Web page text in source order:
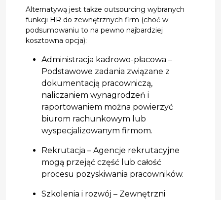
Alternatywą jest także outsourcing wybranych
funkcji HR do zewnętrznych firm (choć w
podsumowaniu to na pewno najbardziej
kosztowna opcja):
Administracja kadrowo-płacowa –
Podstawowe zadania związane z
dokumentacją pracowniczą,
naliczaniem wynagrodzeń i
raportowaniem można powierzyć
biurom rachunkowym lub
wyspecjalizowanym firmom.
Rekrutacja – Agencje rekrutacyjne
mogą przejąć część lub całość
procesu pozyskiwania pracowników.
Szkolenia i rozwój – Zewnętrzni